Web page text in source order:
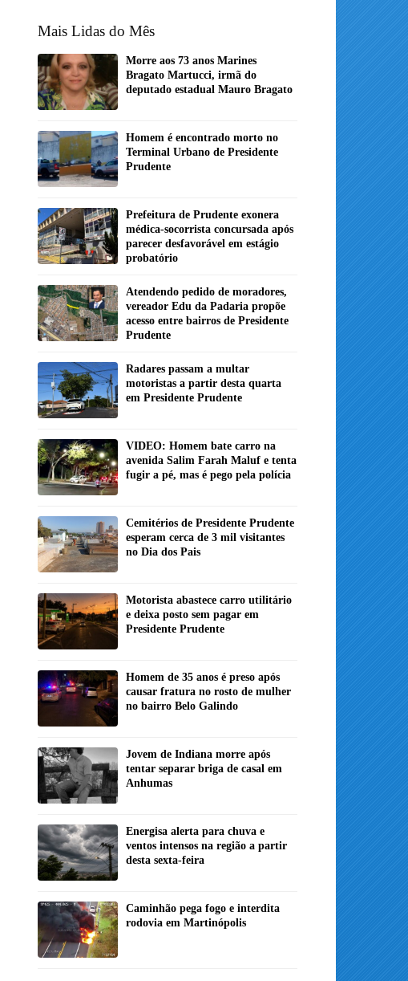
Mais Lidas do Mês
Morre aos 73 anos Marines
Bragato Martucci, irmã do
deputado estadual Mauro Bragato
Homem é encontrado morto no
Terminal Urbano de Presidente
Prudente
Prefeitura de Prudente exonera
médica-socorrista concursada após
parecer desfavorável em estágio
probatório
Atendendo pedido de moradores,
vereador Edu da Padaria propõe
acesso entre bairros de Presidente
Prudente
Radares passam a multar
motoristas a partir desta quarta
em Presidente Prudente
VIDEO: Homem bate carro na
avenida Salim Farah Maluf e tenta
fugir a pé, mas é pego pela polícia
Cemitérios de Presidente Prudente
esperam cerca de 3 mil visitantes
no Dia dos Pais
Motorista abastece carro utilitário
e deixa posto sem pagar em
Presidente Prudente
Homem de 35 anos é preso após
causar fratura no rosto de mulher
no bairro Belo Galindo
Jovem de Indiana morre após
tentar separar briga de casal em
Anhumas
Energisa alerta para chuva e
ventos intensos na região a partir
desta sexta-feira
Caminhão pega fogo e interdita
rodovia em Martinópolis